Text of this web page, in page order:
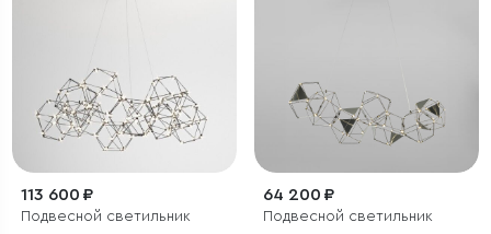
113 600 ₽
Подвесной светильник
64 200 ₽
Подвесной светильник